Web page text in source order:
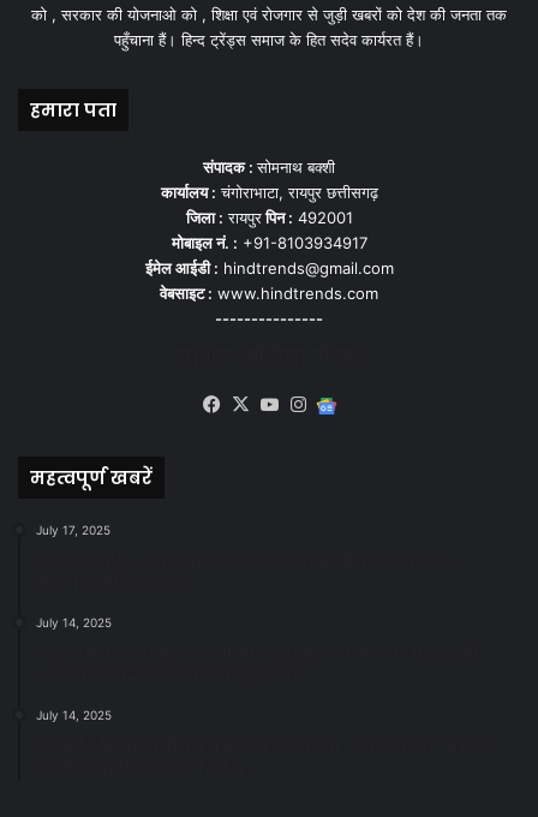
को , सरकार की योजनाओ को , शिक्षा एवं रोजगार से जुड़ी खबरों को देश की जनता तक
पहुँचाना हैं। हिन्द ट्रेंड्स समाज के हित सदेव कार्यरत हैं।
हमारा पता
संपादक :सोमनाथ बक्शी
कार्यालय : चंगोराभाटा, रायपुर छत्तीसगढ़
जिला : रायपुरपिन : 492001
मोबाइल नं. : +91-8103934917
ईमेल आईडी : hindtrends@gmail.com
वेबसाइट : www.hindtrends.com
---------------
Facebook
X YouTubeInstagram
महत्वपूर्ण खबरें
July 17, 2025
July 14, 2025
July 14, 2025